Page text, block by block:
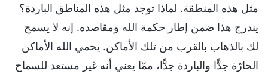
مثل هذه المنطقة. لماذا توجد مثل هذه المناطق الباردة؟
يندرج هذا ضمن إطار حكمة الله ومقاصده. إنه لا يسمح
لك بالذهاب بالقرب من تلك الأماكن. يحمي الله الأماكن
الحارّة جدًّا والباردة جدًّا، ممّا يعني أنه غير مستعد للسماح